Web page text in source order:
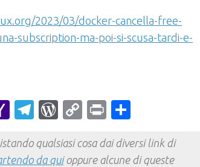
2023/03/docker-cancella-free-
subscription-ma-poi-si-scusa-tardi-e-
YahooTelegram
WordPress
CopyPrint
qualsiasi cosa dai diversi link di
da quioppure alcune di queste